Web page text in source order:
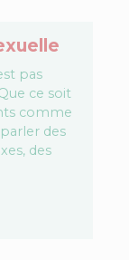
pas
ce soit
comme
des
des